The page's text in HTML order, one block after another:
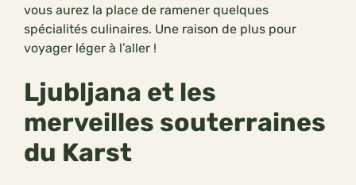
vous aurez la place de ramener quelques
spécialités culinaires. Une raison de plus pour
voyager léger à l’aller !
Ljubljana et les
merveilles souterraines
du Karst